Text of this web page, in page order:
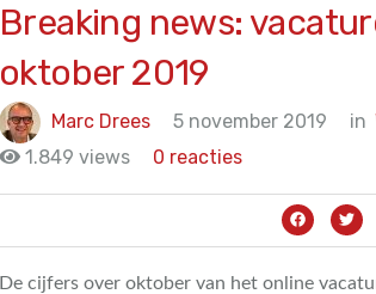
Breaking news:
oktober 2019
Marc Drees 5 november 2019 in
1.849 views
0 reacties
De cijfers over oktober van het online